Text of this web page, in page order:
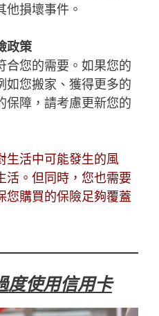
他損壞事件。
政策
合您的需要。如果您的
如您搬家、獲得更多的
保障，請考慮更新您的
生活中可能發生的風
活。但同時，您也需要
您購買的保險足夠覆蓋
度使用信用卡